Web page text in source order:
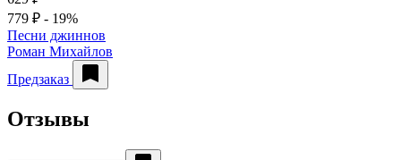
779 ₽ - 19%
Песни джиннов
Роман Михайлов
Предзаказ
Отзывы